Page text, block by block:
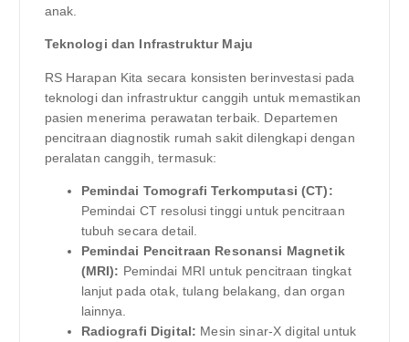
anak.
Teknologi dan Infrastruktur Maju
RS Harapan Kita secara konsisten berinvestasi pada
teknologi dan infrastruktur canggih untuk memastikan
pasien menerima perawatan terbaik. Departemen
pencitraan diagnostik rumah sakit dilengkapi dengan
peralatan canggih, termasuk:
Pemindai Tomografi Terkomputasi (CT):
Pemindai CT resolusi tinggi untuk pencitraan
tubuh secara detail.
Pemindai Pencitraan Resonansi Magnetik
(MRI): Pemindai MRI untuk pencitraan tingkat
lanjut pada otak, tulang belakang, dan organ
lainnya.
Radiografi Digital: Mesin sinar-X digital untuk